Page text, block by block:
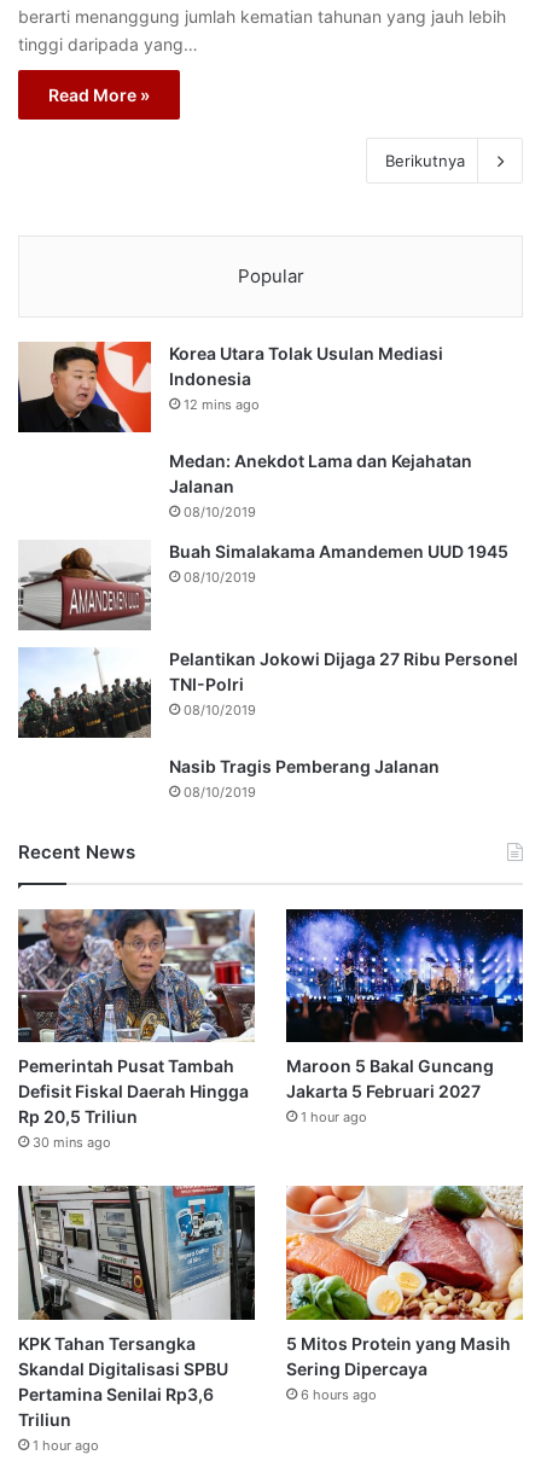
berarti menanggung jumlah kematian tahunan yang jauh lebih
tinggi daripada yang…
Read More »
Berikutnya
Popular
Korea Utara Tolak Usulan Mediasi
Indonesia
12 mins ago
Medan: Anekdot Lama dan Kejahatan
Jalanan
08/10/2019
Buah Simalakama Amandemen UUD 1945
08/10/2019
Pelantikan Jokowi Dijaga 27 Ribu Personel
TNI-Polri
08/10/2019
Nasib Tragis Pemberang Jalanan
08/10/2019
Recent News
Pemerintah Pusat Tambah
Defisit Fiskal Daerah Hingga
Rp 20,5 Triliun
30 mins ago
Maroon 5 Bakal Guncang
Jakarta 5 Februari 2027
1 hour ago
KPK Tahan Tersangka
Skandal Digitalisasi SPBU
Pertamina Senilai Rp3,6
Triliun
1 hour ago
5 Mitos Protein yang Masih
Sering Dipercaya
6 hours ago